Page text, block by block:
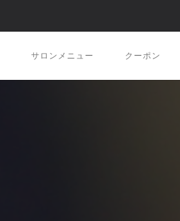
サロンメニュー クーポン